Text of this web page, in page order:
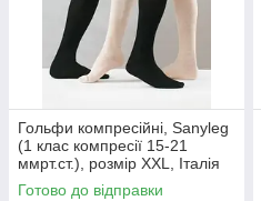
Гольфи компресійні, Sanyleg
(1 клас компресії 15-21
ммрт.ст.), розмір XXL, Італія
Готово до відправки